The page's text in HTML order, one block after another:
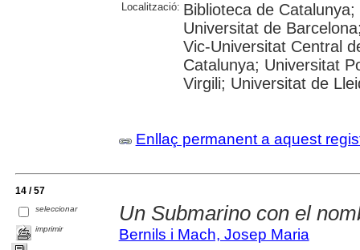
Localització: Biblioteca de
Universitat de
Vic-Universitat Central
Catalunya; Universitat
Virgili; Universitat de
Enllaç permanent a aquest
14 / 57
seleccionar
imprimir
Un Submarino con el
Bernils i Mach, Josep Maria